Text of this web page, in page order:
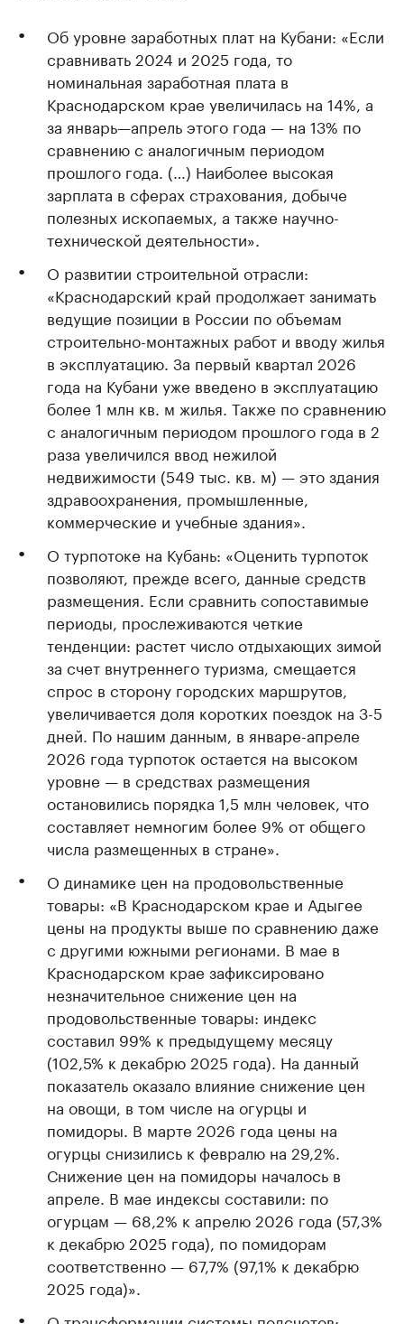
Об уровне заработных плат на Кубани: «Если
сравнивать 2024 и 2025 года, то
номинальная заработная плата в
Краснодарском крае увеличилась на 14%, а
за январь—апрель этого года — на 13% по
сравнению с аналогичным периодом
прошлого года. (…) Наиболее высокая
зарплата в сферах страхования, добыче
полезных ископаемых, а также научно-
технической деятельности».
О развитии строительной отрасли:
«Краснодарский край продолжает занимать
ведущие позиции в России по объемам
строительно-монтажных работ и вводу жилья
в эксплуатацию. За первый квартал 2026
года на Кубани уже введено в эксплуатацию
более 1 млн кв. м жилья. Также по сравнению
с аналогичным периодом прошлого года в 2
раза увеличился ввод нежилой
недвижимости (549 тыс. кв. м) — это здания
здравоохранения, промышленные,
коммерческие и учебные здания».
О турпотоке на Кубань: «Оценить турпоток
позволяют, прежде всего, данные средств
размещения. Если сравнить сопоставимые
периоды, прослеживаются четкие
тенденции: растет число отдыхающих зимой
за счет внутреннего туризма, смещается
спрос в сторону городских маршрутов,
увеличивается доля коротких поездок на 3-5
дней. По нашим данным, в январе-апреле
2026 года турпоток остается на высоком
уровне — в средствах размещения
остановились порядка 1,5 млн человек, что
составляет немногим более 9% от общего
числа размещенных в стране».
О динамике цен на продовольственные
товары: «В Краснодарском крае и Адыгее
цены на продукты выше по сравнению даже
с другими южными регионами. В мае в
Краснодарском крае зафиксировано
незначительное снижение цен на
продовольственные товары: индекс
составил 99% к предыдущему месяцу
(102,5% к декабрю 2025 года). На данный
показатель оказало влияние снижение цен
на овощи, в том числе на огурцы и
помидоры. В марте 2026 года цены на
огурцы снизились к февралю на 29,2%.
Снижение цен на помидоры началось в
апреле. В мае индексы составили: по
огурцам — 68,2% к апрелю 2026 года (57,3%
к декабрю 2025 года), по помидорам
соответственно — 67,7% (97,1% к декабрю
2025 года)».